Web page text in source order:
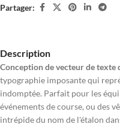
Partager:
Description
Conception de vecteur de texte
typographie imposante qui
indomptée. Parfait pour les
événements de course, ou des
intrépide du nom de l'étalon